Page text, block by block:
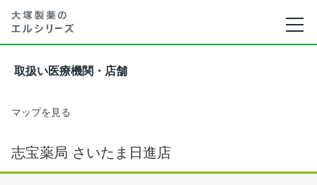
取扱い医療機関・店舗
マップを見る
志宝薬局 さいたま日進店